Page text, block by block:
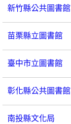
新竹縣公共圖書館
苗栗縣立圖書館
臺中市立圖書館
彰化縣公共圖書館
南投縣文化局